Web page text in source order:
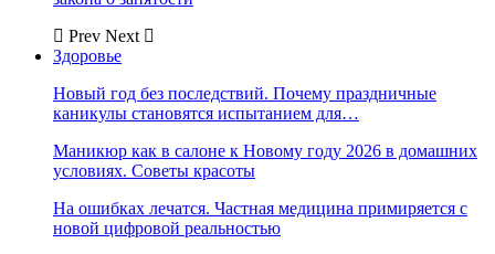
Prev Next
Здоровье
Новый год без последствий. Почему праздничные
каникулы становятся испытанием для…
Маникюр как в салоне к Новому году 2026 в домашних
условиях. Советы красоты
На ошибках лечатся. Частная медицина примиряется с
новой цифровой реальностью